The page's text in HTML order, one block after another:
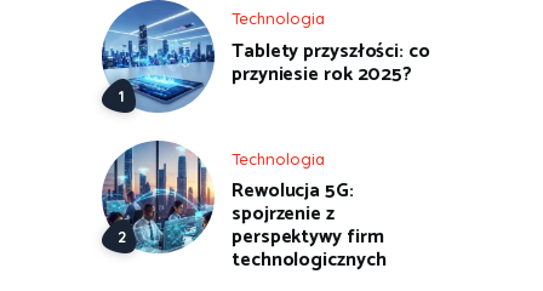
Technologia
Tablety przyszłości: co
przyniesie rok 2025?
Technologia
Rewolucja 5G:
spojrzenie z
perspektywy firm
technologicznych